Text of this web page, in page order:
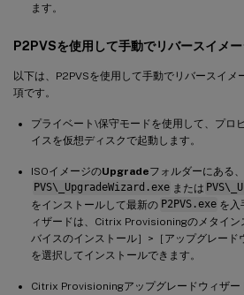
ます。
P2PVSを使用して手動でリバースイメ
以下は、P2PVSを使用して手動でリバースイメ
項です。
プライベート\保守モードを使用して、プロ
イスを仮想ディスクで起動します。
ISOイメージのUpgradeフォルダーにある、
PVS\_UpgradeWizard.exe または
をインストールして最新の P2PVS.exe を入
ィザードは、Citrix Provisioningのメタイン
バイスのインストール］>［アップグレード
を選択してインストールできます。
Citrix Provisioningアップグレードウィザー